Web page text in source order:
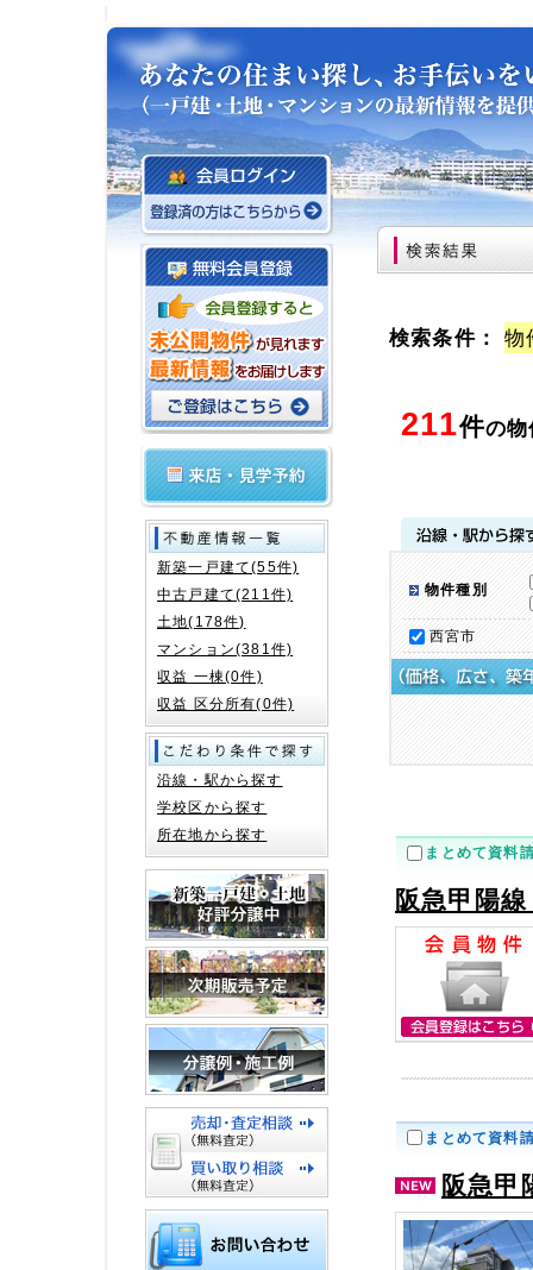
検索条件：物
211件の
物件種別
西宮市
まとめて資料
阪急甲陽
まとめて資料
阪急甲
新築一戸建て(55件)
中古戸建て(211件)
土地(178件)
マンション(381件)
収益 一棟(0件)
収益 区分所有(0件)
沿線・駅から探す
学校区から探す
所在地から探す